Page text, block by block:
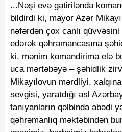
...Nəşi evə gətiriləndə
bildirdi ki, mayor Azər
nəfərdən çox canlı
edərək qəhrəmancasına
ki, mənim komandirimə elə
uca mərtəbəyə – şəhidlik
Mikayılovun mərdliyi,
sevgisi, yaratdığı əsl
tanıyanların qəlbində əbədi
qəhrəmanlıq məktəbindən